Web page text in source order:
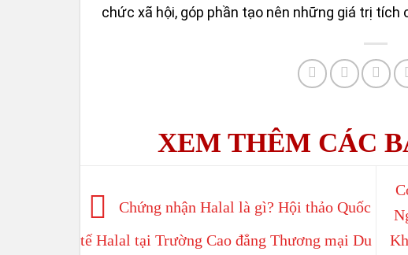
chức xã hội, góp phần tạo nên những giá trị tích
Chứng nhận Halal là gì? Hội thảo Quốc
tế Halal tại Trường Cao đẳng Thương mại Du